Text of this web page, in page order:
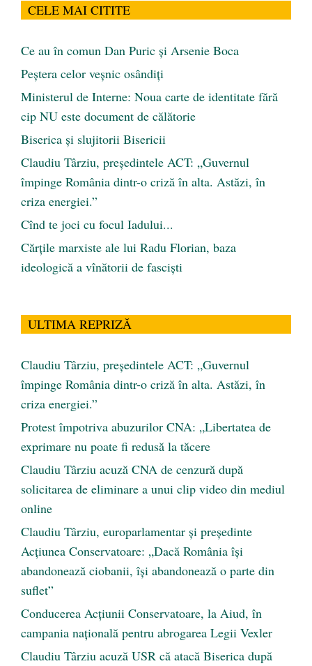
CELE MAI CITITE
Ce au în comun Dan Puric şi Arsenie Boca
Peştera celor veşnic osândiţi
Ministerul de Interne: Noua carte de identitate fără
cip NU este document de călătorie
Biserica și slujitorii Bisericii
Claudiu Târziu, președintele ACT: „Guvernul
împinge România dintr-o criză în alta. Astăzi, în
criza energiei.”
Cînd te joci cu focul Iadului...
Cărţile marxiste ale lui Radu Florian, baza
ideologică a vînătorii de fascişti
ULTIMA REPRIZĂ
Claudiu Târziu, președintele ACT: „Guvernul
împinge România dintr-o criză în alta. Astăzi, în
criza energiei.”
Protest împotriva abuzurilor CNA: „Libertatea de
exprimare nu poate fi redusă la tăcere
Claudiu Târziu acuză CNA de cenzură după
solicitarea de eliminare a unui clip video din mediul
online
Claudiu Târziu, europarlamentar și președinte
Acțiunea Conservatoare: „Dacă România își
abandonează ciobanii, își abandonează o parte din
suflet”
Conducerea Acțiunii Conservatoare, la Aiud, în
campania națională pentru abrogarea Legii Vexler
Claudiu Târziu acuză USR că atacă Biserica după